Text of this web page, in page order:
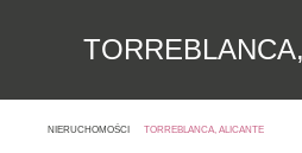
NIERUCHOMOŚCI TORREBLANCA, ALICANTE